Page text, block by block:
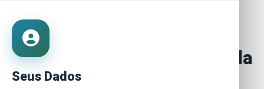
Seus Dados
Aviso de Dispensa de
Licitação - Contratação de
Maestro e Instrutor de banda